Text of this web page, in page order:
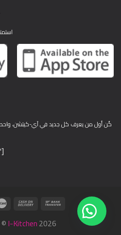
كُن أول من يعرف كل جديد في آي-كيتشن،
I-Kitchen2026